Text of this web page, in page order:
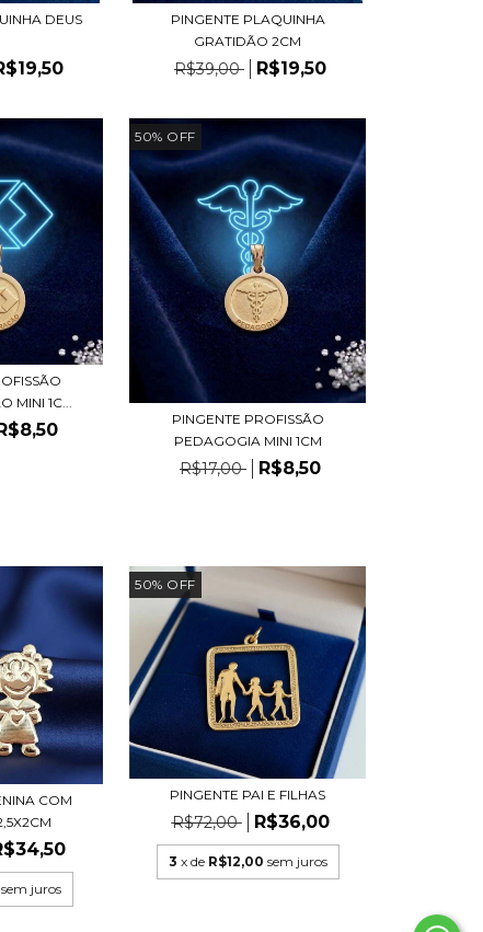
DEUS
PINGENTE PLAQUINHA
GRATIDÃO 2CM
R$39,00 R$19,50
MINI 1C...
R$8,50
50% OFF
PINGENTE PROFISSÃO
PEDAGOGIA MINI 1CM
R$17,00 R$8,50
COM
sem juros
50% OFF
PINGENTE PAI E FILHAS
R$72,00 R$36,00
3 x de R$12,00 sem juros